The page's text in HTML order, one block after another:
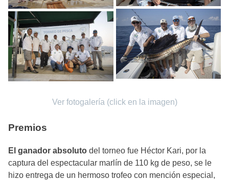
Ver fotogalería (click en la imagen)
Premios
El ganador absoluto del torneo fue Héctor Kari, por la
captura del espectacular marlín de 110 kg de peso, se le
hizo entrega de un hermoso trofeo con mención especial,